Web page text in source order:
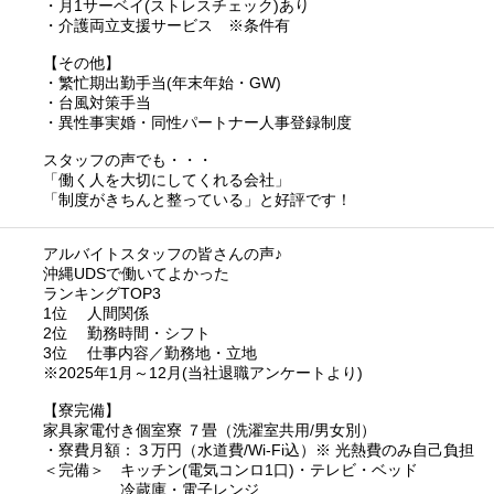
・月1サーベイ(ストレスチェック)あり
・介護両立支援サービス ※条件有
【その他】
・繁忙期出勤手当(年末年始・GW)
・台風対策手当
・異性事実婚・同性パートナー人事登録制度
スタッフの声でも・・・
「働く人を大切にしてくれる会社」
「制度がきちんと整っている」と好評です！
アルバイトスタッフの皆さんの声♪
沖縄UDSで働いてよかった
ランキングTOP3
1位 人間関係
2位 勤務時間・シフト
3位 仕事内容／勤務地・立地
※2025年1月～12月(当社退職アンケートより)
【寮完備】
家具家電付き個室寮 ７畳（洗濯室共用/男女別）
・寮費月額：３万円（水道費/Wi-Fi込）※ 光熱費のみ自己負担
＜完備＞ キッチン(電気コンロ1口)・テレビ・ベッド
冷蔵庫・電子レンジ